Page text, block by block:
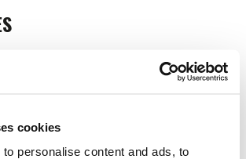
cookies
personalise content and ads, to
información sobre la actividad y los TTPs